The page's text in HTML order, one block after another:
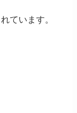
ています。